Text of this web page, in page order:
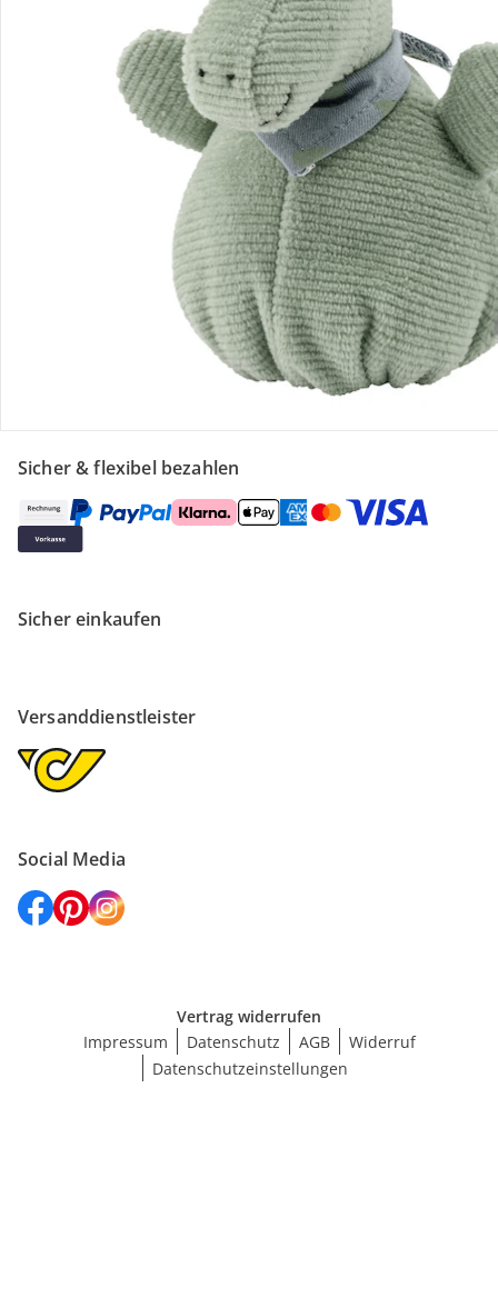
Retoure & Reklamation
Gutscheine & Aktionen
Kontakt & Service
Filialen & Beratung
Sicher & flexibel bezahlen
Sicher einkaufen
Versanddienstleister
Social Media
Vertrag widerrufen
Impressum
Datenschutz AGB
Widerruf
Datenschutzeinstellungen